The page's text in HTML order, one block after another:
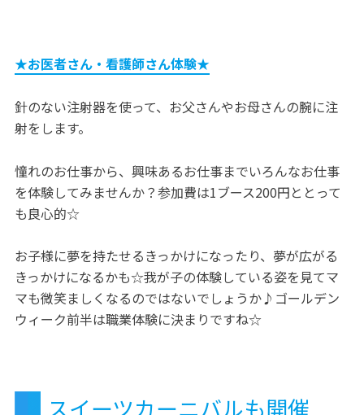
★お医者さん・看護師さん体験★
針のない注射器を使って、お父さんやお母さんの腕に注
射をします。
憧れのお仕事から、興味あるお仕事までいろんなお仕事
を体験してみませんか？参加費は1ブース200円ととって
も良心的☆
お子様に夢を持たせるきっかけになったり、夢が広がる
きっかけになるかも☆我が子の体験している姿を見てマ
マも微笑ましくなるのではないでしょうか♪ゴールデン
ウィーク前半は職業体験に決まりですね☆
スイーツカーニバルも開催